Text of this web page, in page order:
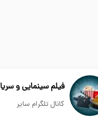
فیلم سینمایی و
کانال تلگرام سایر